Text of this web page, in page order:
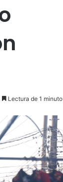
Lectura de 1 minuto